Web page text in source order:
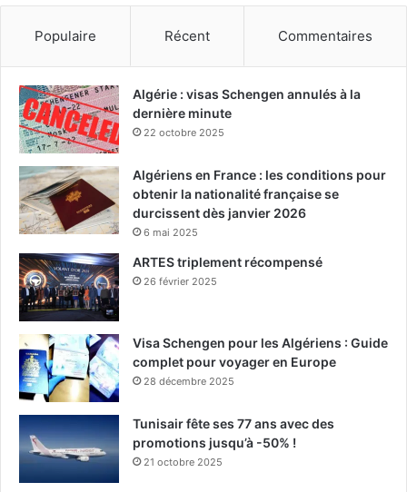
Populaire Récent Commentaires
Algérie : visas Schengen annulés à la
dernière minute
22 octobre 2025
Algériens en France : les conditions pour
obtenir la nationalité française se
durcissent dès janvier 2026
6 mai 2025
ARTES triplement récompensé
26 février 2025
Visa Schengen pour les Algériens : Guide
complet pour voyager en Europe
28 décembre 2025
Tunisair fête ses 77 ans avec des
promotions jusqu’à -50% !
21 octobre 2025